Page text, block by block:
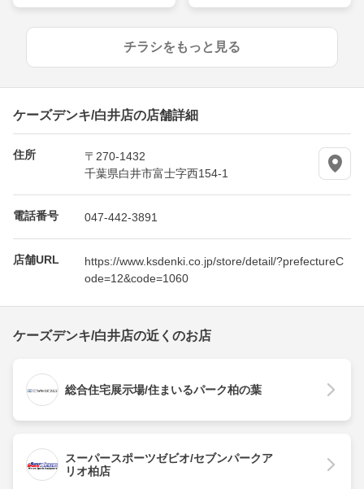
チラシをもっと見る
ケーズデンキ/白井店の店舗詳細
住所
〒270-1432
千葉県白井市富士字西154-1
電話番号 047-442-3891
店舗URL
https://www.ksdenki.co.jp/store/detail/?prefectureC
ode=12&code=1060
ケーズデンキ/白井店の近くのお店
総合住宅展示場/住まいるパーク柏の葉
スーパースポーツゼビオ/セブンパークア
リオ柏店